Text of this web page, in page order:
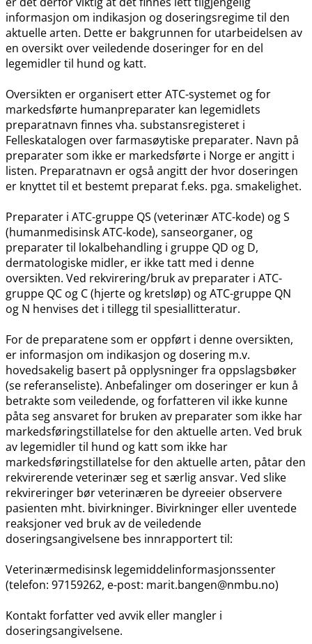
informasjon om indikasjon og doseringsregime til den
aktuelle arten. Dette er bakgrunnen for utarbeidelsen av
en oversikt over veiledende doseringer for en del
legemidler til hund og katt.
Oversikten er organisert etter ATC-systemet og for
markedsførte humanpreparater kan legemidlets
preparatnavn finnes vha. substansregisteret i
Felleskatalogen over farmasøytiske preparater. Navn på
preparater som ikke er markedsførte i Norge er angitt i
listen. Preparatnavn er også angitt der hvor doseringen
er knyttet til et bestemt preparat f.eks. pga. smakelighet.
Preparater i ATC-gruppe QS (veterinær ATC-kode) og S
(humanmedisinsk ATC-kode), sanseorganer, og
preparater til lokalbehandling i gruppe QD og D,
dermatologiske midler, er ikke tatt med i denne
oversikten. Ved rekvirering​/​bruk av preparater i ATC-
gruppe QC og C (hjerte og kretsløp) og ATC-gruppe QN
og N henvises det i tillegg til spesiallitteratur.
For de preparatene som er oppført i denne oversikten,
er informasjon om indikasjon og dosering m.v.
hovedsakelig basert på opplysninger fra oppslagsbøker
(se referanseliste). Anbefalinger om doseringer er kun å
betrakte som veiledende, og forfatteren vil ikke kunne
påta seg ansvaret for bruken av preparater som ikke har
markedsføringstillatelse for den aktuelle arten. Ved bruk
av legemidler til hund og katt som ikke har
markedsføringstillatelse for den aktuelle arten, påtar den
rekvirerende veterinær seg et særlig ansvar. Ved slike
rekvireringer bør veterinæren be dyreeier observere
pasienten mht. bivirkninger. Bivirkninger eller uventede
reaksjoner ved bruk av de veiledende
doseringsangivelsene bes innrapportert til:
Veterinærmedisinsk legemiddelinformasjonssenter
(telefon: 97159262, e-post: marit.bangen@nmbu.no)
Kontakt forfatter ved avvik eller mangler i
doseringsangivelsene.